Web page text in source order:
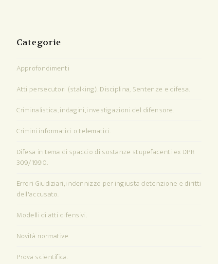
Categorie
Approfondimenti
Atti persecutori (stalking). Disciplina, Sentenze e difesa.
Criminalistica, indagini, investigazioni del difensore.
Crimini informatici o telematici.
Difesa in tema di spaccio di sostanze stupefacenti ex DPR
309/1990.
Errori Giudiziari, indennizzo per ingiusta detenzione e diritti
dell'accusato.
Modelli di atti difensivi.
Novità normative.
Prova scientifica.